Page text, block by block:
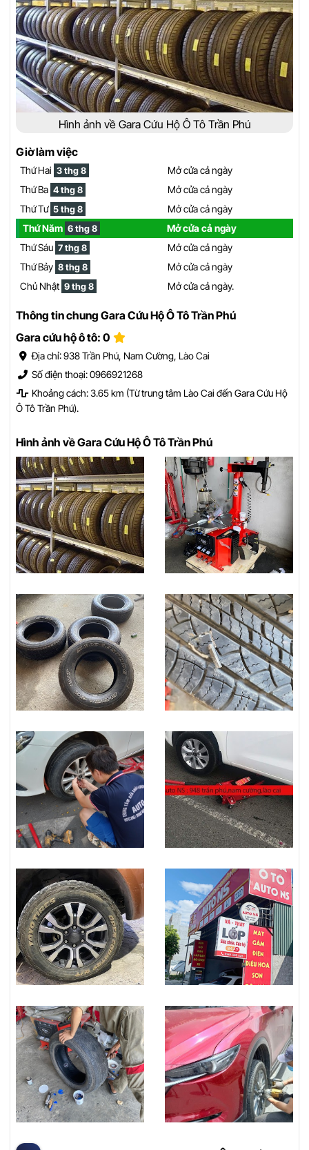
Hình ảnh về Gara Cứu Hộ Ô Tô Trần Phú
Giờ làm việc
Thứ Hai 3 thg 8
Mở cửa cả ngày
Thứ Ba 4 thg 8
Mở cửa cả ngày
Thứ Tư 5 thg 8
Mở cửa cả ngày
Thứ Năm 6 thg 8
Mở cửa cả ngày
Thứ Sáu 7 thg 8
Mở cửa cả ngày
Thứ Bảy 8 thg 8
Mở cửa cả ngày
Chủ Nhật 9 thg 8 Mở cửa cả ngày.
Thông tin chung Gara Cứu Hộ Ô Tô Trần Phú
Gara cứu hộ ô tô: 0
Địa chỉ: 938 Trần Phú, Nam Cường, Lào Cai
Số điện thoại: 0966921268
Khoảng cách: 3.65 km (Từ trung tâm Lào Cai đến Gara Cứu Hộ
Ô Tô Trần Phú).
Hình ảnh về Gara Cứu Hộ Ô Tô Trần Phú